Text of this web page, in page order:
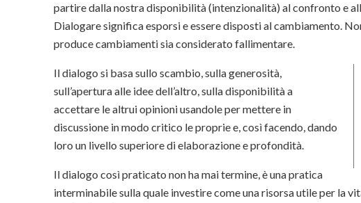
partire dalla nostra disponibilità (intenzionalità) al confronto e
Dialogare significa esporsi e essere disposti al cambiamento.
produce cambiamenti sia considerato fallimentare.
Il dialogo si basa sullo scambio, sulla generosità,
sull’apertura alle idee dell’altro, sulla disponibilità a
accettare le altrui opinioni usandole per mettere in
discussione in modo critico le proprie e, così facendo, dando
loro un livello superiore di elaborazione e profondità.
Il dialogo così praticato non ha mai termine, è una pratica
interminabile sulla quale investire come una risorsa utile per la